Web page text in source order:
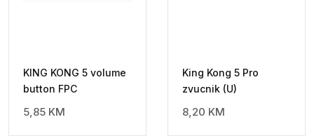
KING KONG 5 volume
button FPC
5,85 KM
King Kong 5 Pro
zvucnik (U)
8,20 KM